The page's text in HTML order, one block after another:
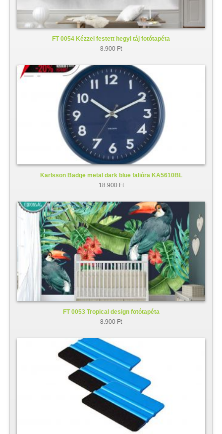
FT 0054 Kézzel festett hegyi táj fotótapéta
8.900 Ft
Karlsson Badge metal dark blue falióra KA5610BL
18.900 Ft
FT 0053 Tropical design fotótapéta
8.900 Ft